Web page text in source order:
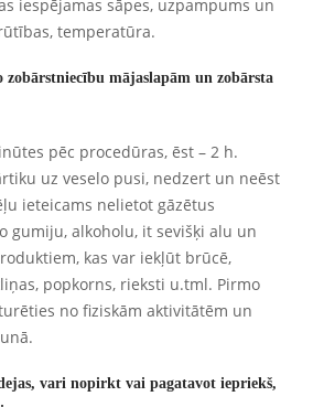
iespējamas sāpes, uzpampums un
temperatūra.
mājaslapām un zobārsta
pēc procedūras, ēst – 2 h.
uz veselo pusi, nedzert un neēst
ieteicams nelietot gāzētus
gumiju, alkoholu, it sevišķi alu un
kas var iekļūt brūcē,
popkorns, rieksti u.tml. Pirmo
no fiziskām aktivitātēm un
vari nopirkt vai pagatavot iepriekš,